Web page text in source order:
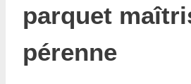
parquet
pérenne